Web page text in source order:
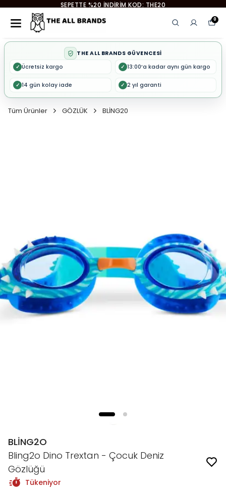
EYEMOOD 2. ÜRÜNE %50 İNDİRİM
0
THE ALL BRANDS GÜVENCESİ
✓ Ücretsiz kargo ✓ 13:00’a kadar aynı gün kargo
✓ 14 gün kolay iade ✓ 2 yıl garanti
Tüm Ürünler GÖZLÜK BLİNG20
BLİNG2O
Bling2o Dino Trextan - Çocuk Deniz
Gözlüğü
Tükeniyor